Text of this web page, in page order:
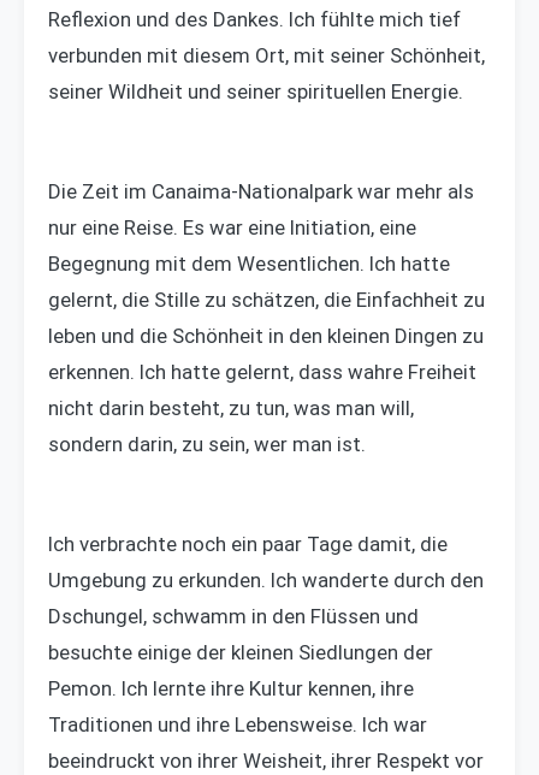
Reflexion und des Dankes. Ich fühlte mich tief
verbunden mit diesem Ort, mit seiner Schönheit,
seiner Wildheit und seiner spirituellen Energie.
Die Zeit im Canaima-Nationalpark war mehr als
nur eine Reise. Es war eine Initiation, eine
Begegnung mit dem Wesentlichen. Ich hatte
gelernt, die Stille zu schätzen, die Einfachheit zu
leben und die Schönheit in den kleinen Dingen zu
erkennen. Ich hatte gelernt, dass wahre Freiheit
nicht darin besteht, zu tun, was man will,
sondern darin, zu sein, wer man ist.
Ich verbrachte noch ein paar Tage damit, die
Umgebung zu erkunden. Ich wanderte durch den
Dschungel, schwamm in den Flüssen und
besuchte einige der kleinen Siedlungen der
Pemon. Ich lernte ihre Kultur kennen, ihre
Traditionen und ihre Lebensweise. Ich war
beeindruckt von ihrer Weisheit, ihrer Respekt vor